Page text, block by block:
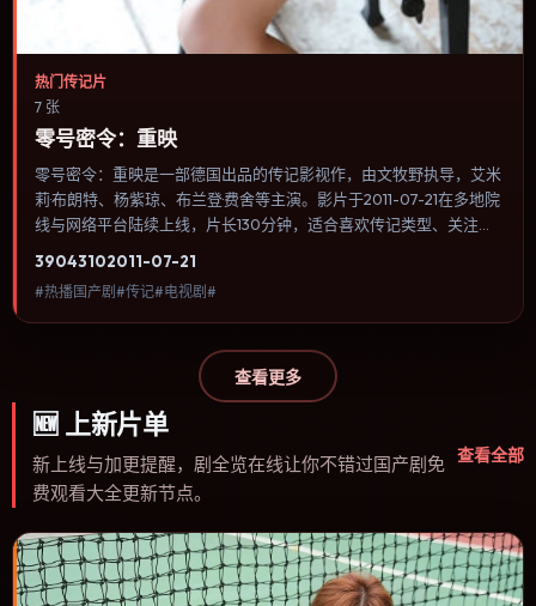
热门传记片
7 张
零号密令：重映
零号密令：重映是一部德国出品的传记影视作，由文牧野执导，艾米
莉·布朗特、杨紫琼、布兰登·费舍等主演。影片于2011-07-21在多地院
线与网络平台陆续上线，片长130分钟，适合喜欢传记类型、关注人
奏与视听语言统一，可作为休闲观影或类型片补片的选择。
39043102011-07-21
#热播国产剧#传记#电视剧#
查看更多
🆕 上新片单
新上线与加更提醒，剧全览在线让你不错过国产剧免
费观看大全更新节点。
查看全部